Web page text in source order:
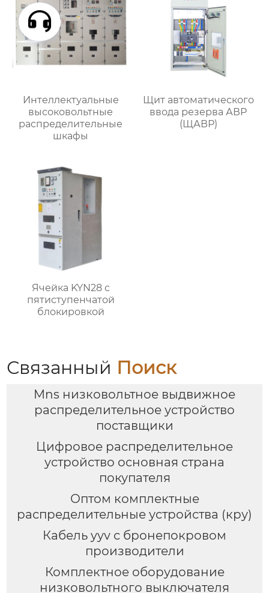
Интеллектуальные
высоковольтные
распределительные
шкафы
Щит автоматического
ввода резерва АВР
(ЩАВР)
Ячейка KYN28 с
пятиступенчатой
блокировкой
Связанный Поиск
Mns низковольтное выдвижное
распределительное устройство
поставщики
Цифровое распределительное
устройство основная страна
покупателя
Оптом комплектные
распределительные устройства (кру)
Кабель yyv с бронепокровом
производители
Комплектное оборудование
низковольтного выключателя